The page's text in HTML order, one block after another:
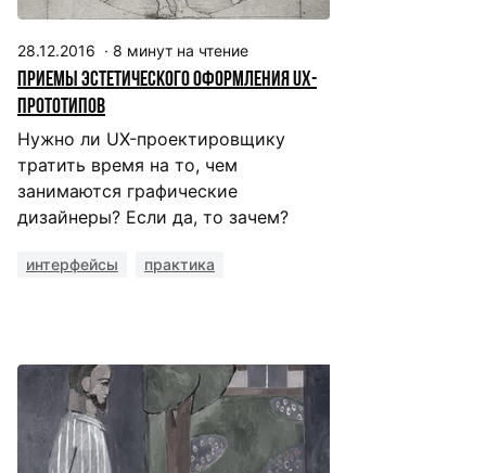
28.12.2016 · 8 минут на чтение
Приемы эстетического оформления UX-
прототипов
Нужно ли UX-проектировщику
тратить время на то, чем
занимаются графические
дизайнеры? Если да, то зачем?
интерфейсы практика